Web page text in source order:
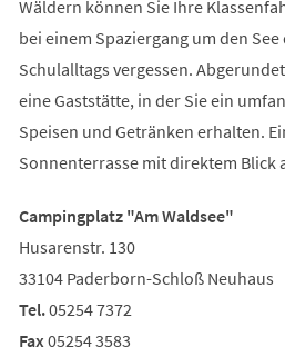
Wäldern können Sie Ihre
bei einem Spaziergang um den See
Schulalltags vergessen.
eine Gaststätte, in der Sie ein
Speisen und Getränken erhalten.
Sonnenterrasse mit direktem Blick
Campingplatz "Am Waldsee"
Husarenstr. 130
33104 Paderborn-Schloß Neuhaus
Tel.05254 7372
Fax 05254 3583